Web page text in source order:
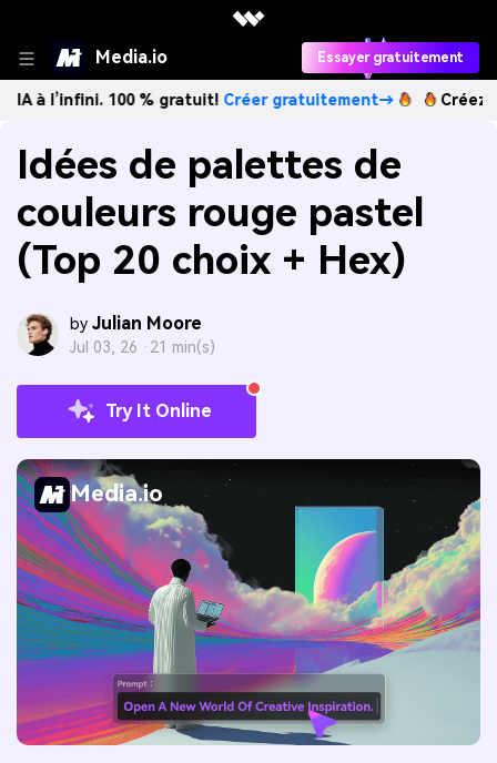
Media.io Essayer gratuitement
100 % gratuit!Créer gratuitement→ Créez des
Idées de palettes de
couleurs rouge pastel
(Top 20 choix + Hex)
by Julian Moore
Jul 03, 26 · 21 min(s)
Try It Online
Media.io